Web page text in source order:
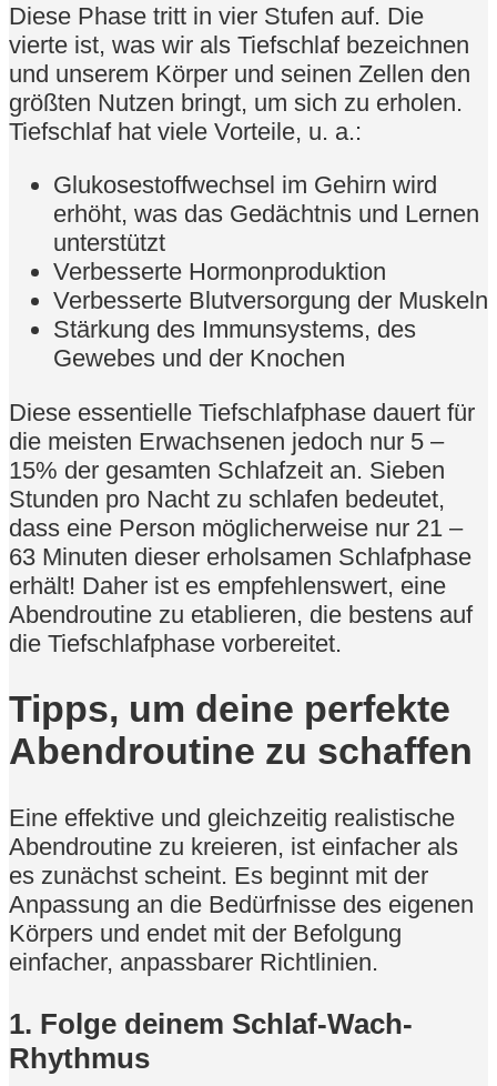
Diese Phase tritt in vier Stufen auf. Die
vierte ist, was wir als Tiefschlaf bezeichnen
und unserem Körper und seinen Zellen den
größten Nutzen bringt, um sich zu erholen.
Tiefschlaf hat viele Vorteile, u. a.:
Glukosestoffwechsel im Gehirn wird
erhöht, was das Gedächtnis und Lernen
unterstützt
Verbesserte Hormonproduktion
Verbesserte Blutversorgung der Muskeln
Stärkung des Immunsystems, des
Gewebes und der Knochen
Diese essentielle Tiefschlafphase dauert für
die meisten Erwachsenen jedoch nur 5 –
15% der gesamten Schlafzeit an. Sieben
Stunden pro Nacht zu schlafen bedeutet,
dass eine Person möglicherweise nur 21 –
63 Minuten dieser erholsamen Schlafphase
erhält! Daher ist es empfehlenswert, eine
Abendroutine zu etablieren, die bestens auf
die Tiefschlafphase vorbereitet.
Tipps, um deine perfekte
Abendroutine zu schaffen
Eine effektive und gleichzeitig realistische
Abendroutine zu kreieren, ist einfacher als
es zunächst scheint. Es beginnt mit der
Anpassung an die Bedürfnisse des eigenen
Körpers und endet mit der Befolgung
einfacher, anpassbarer Richtlinien.
1. Folge deinem Schlaf-Wach-
Rhythmus